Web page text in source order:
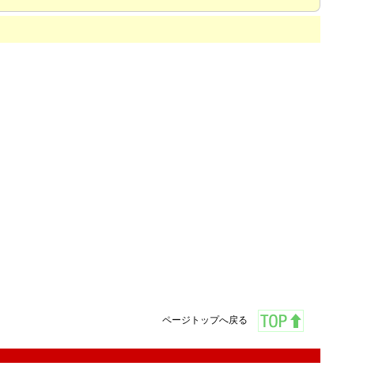
ページトップへ戻る